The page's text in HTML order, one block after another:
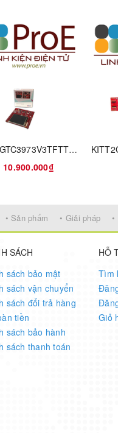
KITA2GTC3973V3TFTTOBO1
10.900.000₫
• Sản phẩm • Giải pháp
SÁCH
sách bảo mật
sách vận chuyển
sách đổi trả hàng
tiền
sách bảo hành
sách thanh toán
HỖ
Tìm
Giỏ